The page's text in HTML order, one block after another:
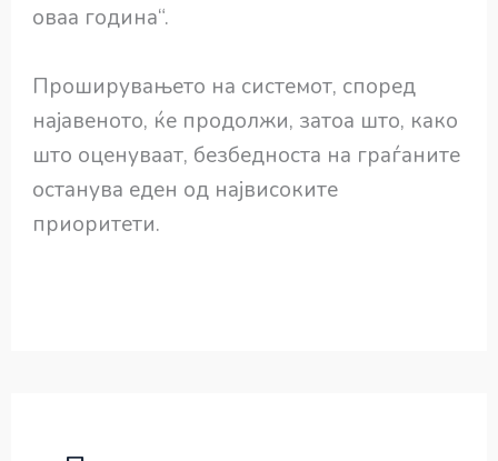
оваа година“.
Проширувањето на системот, според
најавеното, ќе продолжи, затоа што, како
што оценуваат, безбедноста на граѓаните
останува еден од највисоките
приоритети.